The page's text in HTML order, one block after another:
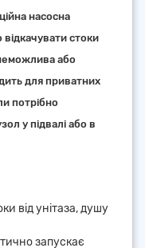
насосна
стоки
або
для приватних
потрібно
у підвалі або в
від унітаза, душу
запускає